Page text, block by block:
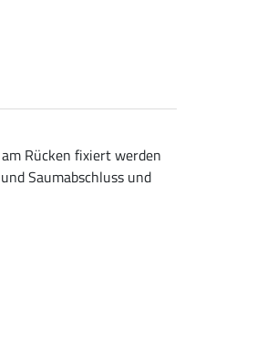
Rücken fixiert werden
Saumabschluss und